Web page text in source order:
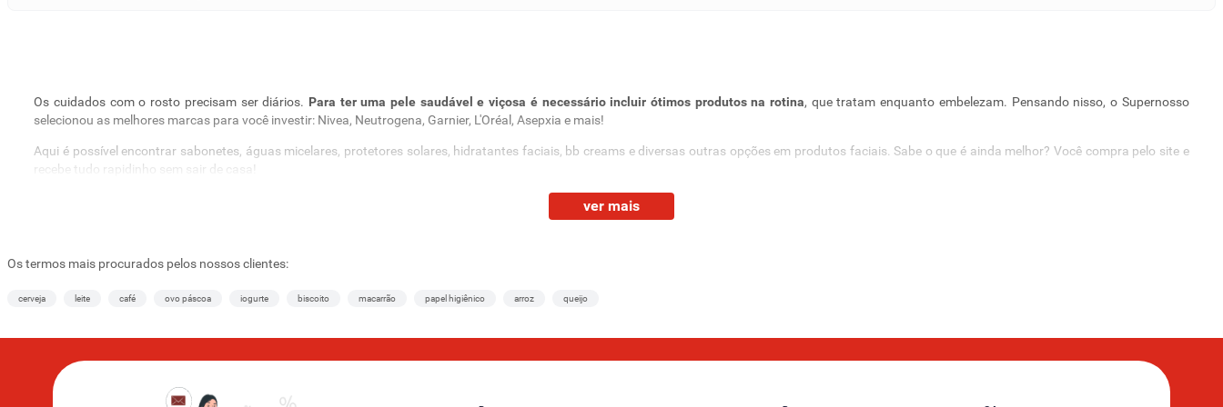
Os cuidados com o rosto precisam ser diários. Para ter uma pele saudável e viçosa é necessário incluir ótimos produtos na rotina, que tratam enquanto embelezam. Pensando nisso, o Supernosso
selecionou as melhores marcas para você investir: Nivea, Neutrogena, Garnier, L'Oréal, Asepxia e mais!
Aqui é possível encontrar sabonetes, águas micelares, protetores solares, hidratantes faciais, bb creams e diversas outras opções em produtos faciais. Sabe o que é ainda melhor? Você compra pelo site e
recebe tudo rapidinho sem sair de casa!
Limpeza + tratamento = pele saudável! Esses são passos essenciais de uma boa skincare e, por isso, não podem ficar de fora da sua lista de compras.
ver mais
Os termos mais procurados pelos nossos clientes:
cerveja leite café ovo páscoa iogurte biscoito macarrão papel higiênico arroz queijo